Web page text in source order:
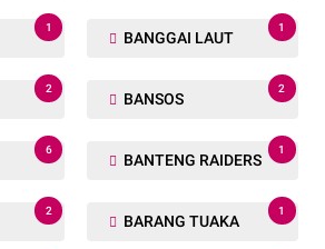
1
BANGGAI LAUT
1
2
BANSOS
2
6
BANTENG RAIDERS
1
2
BARANG TUAKA
1